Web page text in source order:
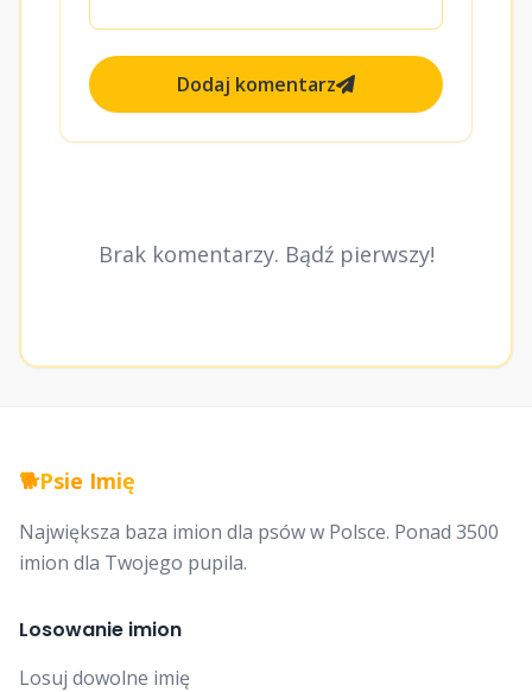
Dodaj komentarz
Brak komentarzy. Bądź pierwszy!
🐕Psie Imię
Największa baza imion dla psów w Polsce. Ponad 3500
imion dla Twojego pupila.
Losowanie imion
Losuj dowolne imię